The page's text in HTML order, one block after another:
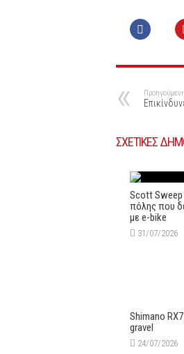
Προηγούμενη
ΣΧΕΤΙΚΕΣ
Scott Sweep
πόλης που
με e-bike
31/07/2026
Shimano
gravel
24/07/2026